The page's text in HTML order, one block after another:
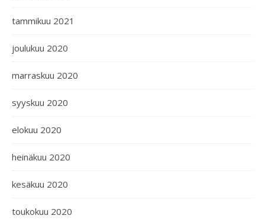
tammikuu 2021
joulukuu 2020
marraskuu 2020
syyskuu 2020
elokuu 2020
heinäkuu 2020
kesäkuu 2020
toukokuu 2020